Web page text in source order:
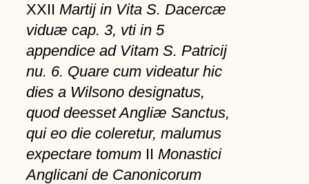
XXII Martij in Vita S. Dacercæ
viduæ cap. 3, vti in 5
appendice ad Vitam S. Patricij
nu. 6. Quare cum videatur hic
dies a Wilsono designatus,
quod deesset Angliæ Sanctus,
qui eo die coleretur, malumus
expectare tomumII Monastici
Anglicani de Canonicorum